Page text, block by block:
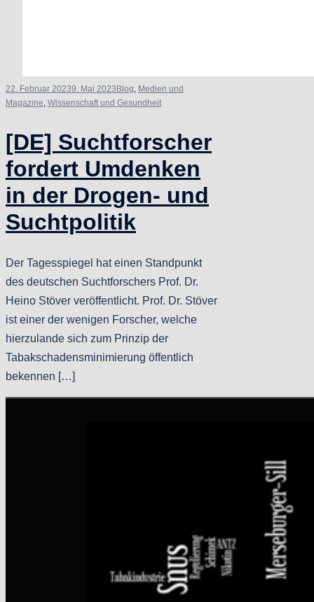
22. Februar 20239. Mai 2023 Blog, Medien und
Magazine, Wissenschaft und Gesundheit
[DE] Suchtforscher
fordert Umdenken
in der Drogen- und
Suchtpolitik
Der Tagesspiegel hat einen Standpunkt
des deutschen Suchtforschers Prof. Dr.
Heino Stöver veröffentlicht. Prof. Dr. Stöver
ist einer der wenigen Forscher, welche
hierzulande sich zum Prinzip der
Tabakschadensminimierung öffentlich
bekennen […]